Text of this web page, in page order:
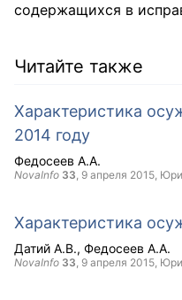
содержащихся в
Читайте также
Характеристика
2014 году
Федосеев А.А.
NovaInfo 33, 9 апреля 2015,
Характеристика
Датий А.В. Федосеев А.А.
NovaInfo 33, 9 апреля 2015,